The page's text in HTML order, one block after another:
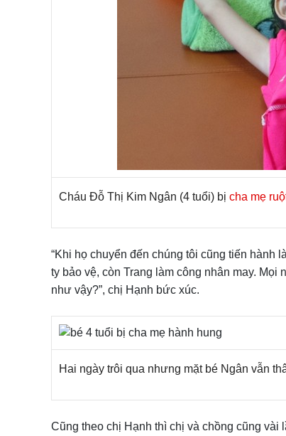
Cháu Đỗ Thị Kim Ngân (4 tuổi) bị cha mẹ
“Khi họ chuyển đến chúng tôi cũng tiến hành
ty bảo vệ, còn Trang làm công nhân may.
như vậy?”, chị Hạnh bức xúc.
Hai ngày trôi qua nhưng mặt bé Ngân vẫn
Cũng theo chị Hạnh thì chị và chồng cũng